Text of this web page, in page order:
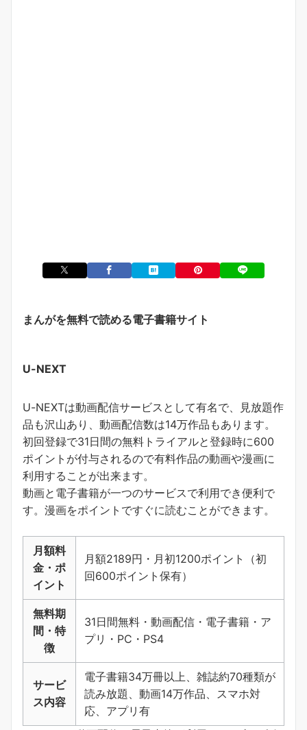
まんがを無料で読める電子書籍サイト
U-NEXT
U-NEXTは動画配信サービスとして有名で、見放題作
品も沢山あり、動画配信数は14万作品もあります。
初回登録で31日間の無料トライアルと登録時に600
ポイントが付与されるので有料作品の動画や漫画に
利用することが出来ます。
動画と電子書籍が一つのサービスで利用でき便利で
す。 漫画をポイントですぐに読むことができます。
月額料
金・ポ
イント
月額2189円・月初1200ポイント（初
回600ポイント保有）
無料期
間・特
徴
31日間無料・動画配信・電子書籍・ア
プリ・PC・PS4
サービ
ス内容
電子書籍34万冊以上、雑誌約70種類が
読み放題、動画14万作品、スマホ対
応、アプリ有